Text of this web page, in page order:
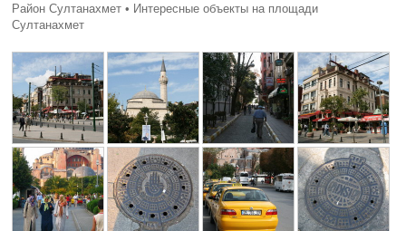
Район Султанахмет • Интересные объекты на площади
Султанахмет